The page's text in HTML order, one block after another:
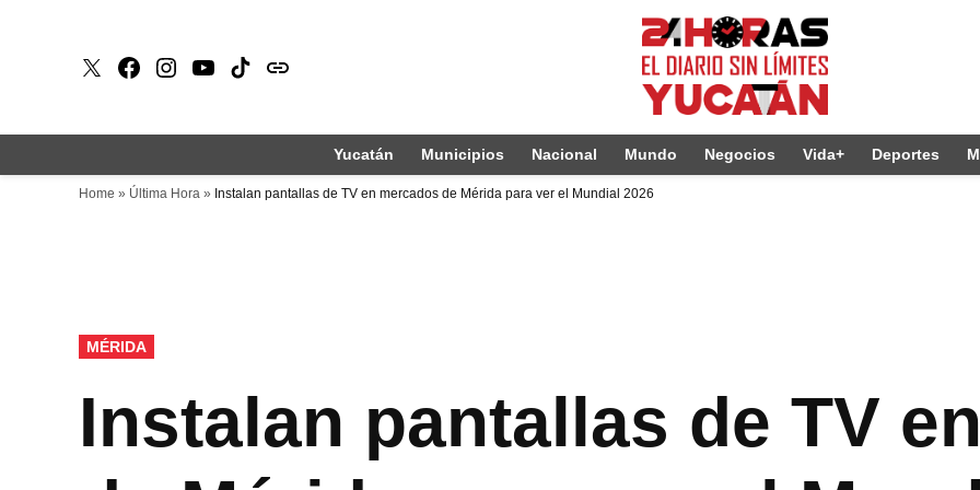
X Faceboook
Instagram
Youtube
Tiktokissuu
Yucatán Municipios Nacional Mundo Negocios Vida+ Deportes
Home » Última Hora » Instalan pantallas de TV en mercados de Mérida para ver el Mundial 2026
PUBLICADO
EN
MÉRIDA
Instalan pantallas de TV